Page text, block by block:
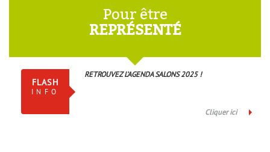
AAA
Pour être
REPRÉSENTÉ
FLASH
INFO
RETROUVEZ L’AGENDA SALONS 2025 !
Cliquer ici